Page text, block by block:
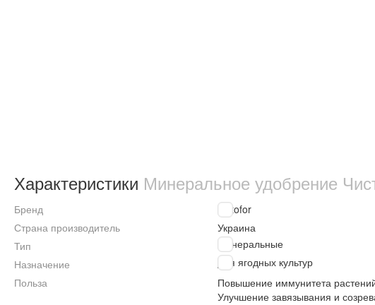
Характеристики Минеральное удобрение
Бренд
Kvitofor
Страна производитель
Украина
Тип
Минеральные
Назначение
Для ягодных культур
Польза
Повышение иммунитета
Улучшение завязывания и